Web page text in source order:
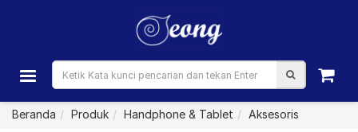
Beranda Produk Handphone & Tablet Aksesoris